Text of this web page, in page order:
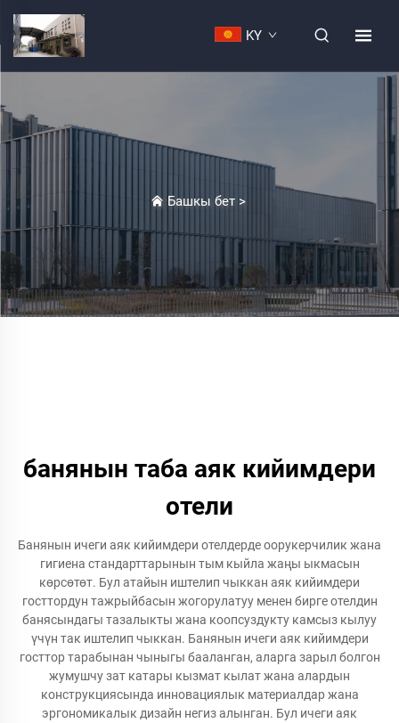
KY
Башкы бет>
банянын таба аяк кийимдери
отели
Банянын ичеги аяк кийимдери отелдерде оорукерчилик жана
гигиена стандарттарынын тым кыйла жаңы ыкмасын
көрсөтөт. Бул атайын иштелип чыккан аяк кийимдери
госттордун тажрыйбасын жогорулатуу менен бирге отелдин
банясындагы тазалыкты жана коопсуздукту камсыз кылуу
үчүн так иштелип чыккан. Банянын ичеги аяк кийимдери
госттор тарабынан чыныгы бааланган, аларга зарыл болгон
жумушчу зат катары кызмат кылат жана алардын
конструкциясында инновациялык материалдар жана
эргономикалык дизайн негиз алынган. Бул ичеги аяк